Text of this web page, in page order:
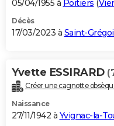
05/04/1955 à Poitiers (
Décès
17/03/2023 à Saint-
Yvette ESSIRARD
Créer une cagnotte
Naissance
27/11/1942 à Yvignac-la-